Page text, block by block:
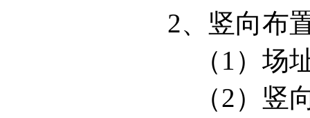
2、竖向布
（1）场址地
（2）竖向布